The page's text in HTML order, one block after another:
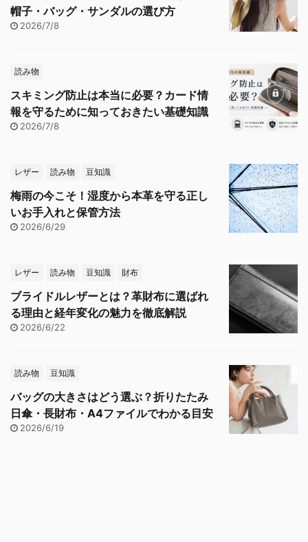
帽子・バッグ・サンダルの選び方
2026/7/8
読み物
スキミング防止は本当に必要？カード情
報を守るために知っておきたい基礎知識
2026/7/8
レザー 読み物 豆知識
梅雨の今こそ！湿度から本革を守る正し
いお手入れと保管方法
2026/6/29
レザー 読み物 豆知識 財布
ブライドルレザーとは？革財布に選ばれ
る理由と経年変化の魅力を徹底解説
2026/6/22
読み物 豆知識
バッグの大きさはどう選ぶ？折りたたみ
日傘・長財布・A4ファイルでわかる目安
2026/6/19